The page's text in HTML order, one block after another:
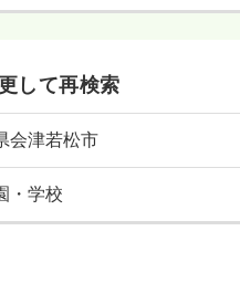
して再検索
会津若松市
・学校